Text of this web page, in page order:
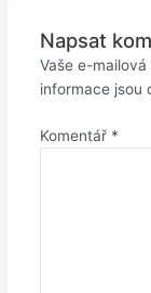
Napsat
Vaše e-
informace jsou
Komentář *